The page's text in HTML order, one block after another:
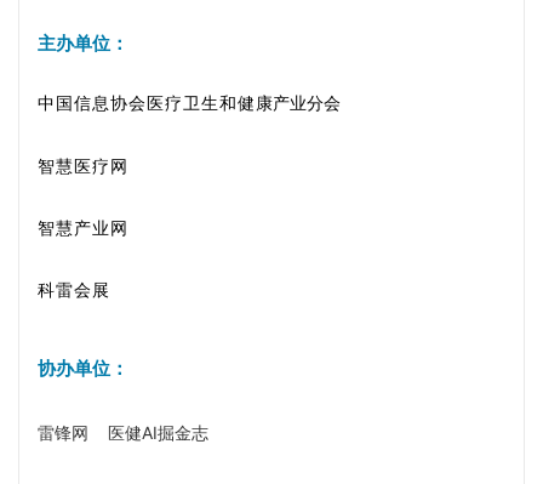
主办单位：
中国信息协会医疗卫生和健 康产业分会
智慧医疗网
智慧产业网
科雷会展
协办单位：
雷锋网 医健AI掘金志